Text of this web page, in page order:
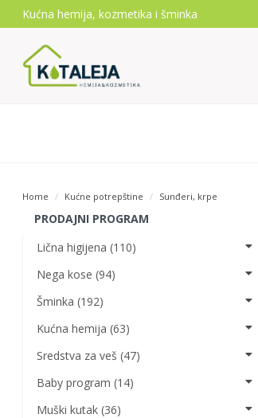
Kućna hemija, kozmetika i šminka
Home Kućne potrepštine Sunđeri, krpe
PRODAJNI PROGRAM
Lična higijena (110)
Nega kose (94)
Šminka (192)
Kućna hemija (63)
Sredstva za veš (47)
Baby program (14)
Muški kutak (36)